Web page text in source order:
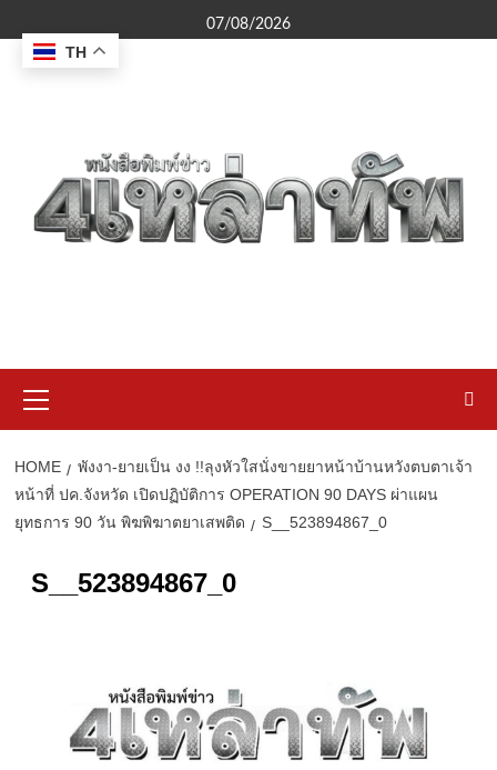
to
content
07/08/2026
Menu
HOME
พังงา-ยายเป็น งง !!ลุงหัวใสนั่งขายยาหน้าบ้านหวังตบตาเจ้า
หน้าที่ ปค.จังหวัด เปิดปฏิบัติการ OPERATION 90 DAYS ผ่าแผน
ยุทธการ 90 วัน พิฆพิฆาตยาเสพติด
S__523894867_0
S__523894867_0
TH